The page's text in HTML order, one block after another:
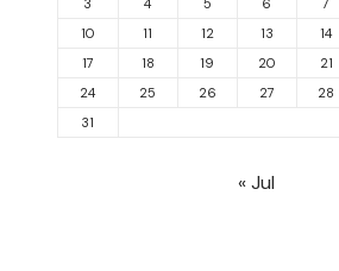
3 4 5 6 7
10
11 12 13 14
17
18 19 20 21
24
25 26 27 28
31
« Jul